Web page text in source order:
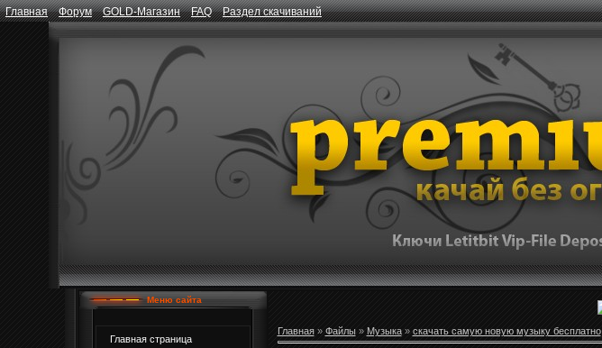
Главная Форум GOLD-Магазин FAQ Раздел скачиваний
Меню сайта
Главная страница
Главная» Файлы» Музыка» скачать самую новую музыку бесплатно